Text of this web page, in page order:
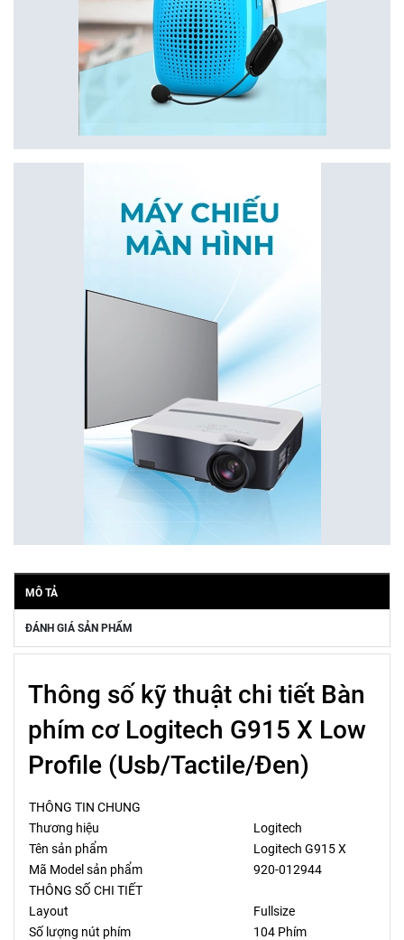
MÔ TẢ
ĐÁNH GIÁ SẢN PHẨM
Thông số kỹ thuật chi tiết Bàn
phím cơ Logitech G915 X Low
Profile (Usb/Tactile/Đen)
THÔNG TIN CHUNG
Thương hiệu
Logitech
Tên sản phẩm
Logitech G915 X
Mã Model sản phẩm
920-012944
THÔNG SỐ CHI TIẾT
Layout
Fullsize
Số lượng nút phím
104 Phím